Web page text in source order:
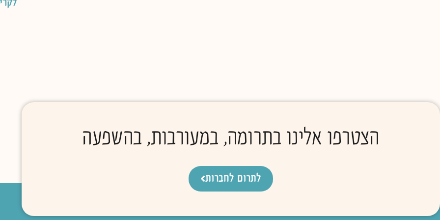
הצטרפו אלינו בתרומה, במעורבות, בהשפעה
לתרום לחברות